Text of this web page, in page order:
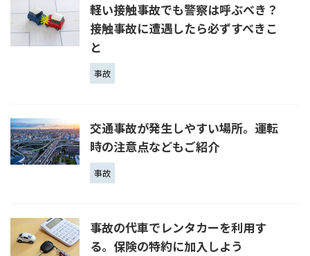
軽い接触事故でも警察は呼ぶべき？
接触事故に遭遇したら必ずすべきこ
と
事故
交通事故が発生しやすい場所。運転
時の注意点などもご紹介
事故
事故の代車でレンタカーを利用す
る。保険の特約に加入しよう